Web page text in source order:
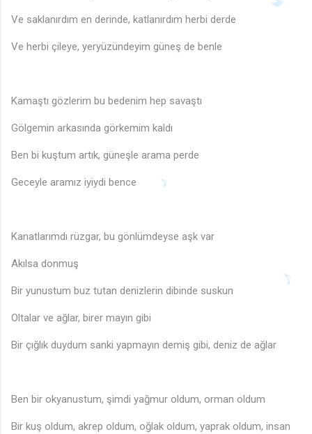
Ve saklanırdım en derinde, katlanırdım herbi derde
Ve herbi çileye, yeryüzündeyim güneş de benle
Kamaştı gözlerim bu bedenim hep savaştı
Gölgemin arkasında görkemim kaldı
Ben bi kuştum artık, güneşle arama perde
Geceyle aramız iyiydi bence
Kanatlarımdı rüzgar, bu gönlümdeyse aşk var
Akılsa donmuş
Bir yunustum buz tutan denizlerin dibinde suskun
Oltalar ve ağlar, birer mayın gibi
Bir çığlık duydum sanki yapmayın demiş gibi, deniz de ağlar
Ben bir okyanustum, şimdi yağmur oldum, orman oldum
Bir kuş oldum, akrep oldum, oğlak oldum, yaprak oldum, insan
🎵
♩